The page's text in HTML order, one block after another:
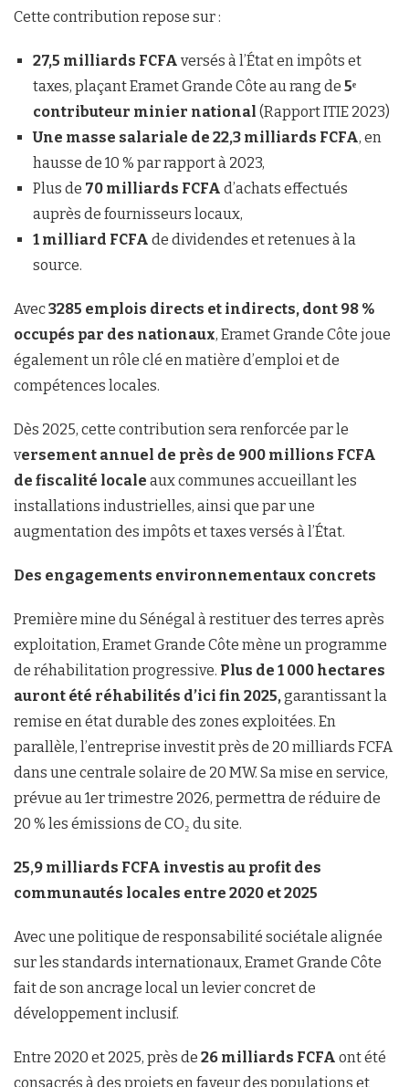
Cette contribution repose sur :
27,5 milliards FCFA versés à l’État en impôts et
taxes, plaçant Eramet Grande Côte au rang de 5ᵉ
contributeur minier national (Rapport ITIE 2023)
Une masse salariale de 22,3 milliards FCFA, en
hausse de 10 % par rapport à 2023,
Plus de 70 milliards FCFA d’achats effectués
auprès de fournisseurs locaux,
1 milliard FCFA de dividendes et retenues à la
source.
Avec3285 emplois directs et indirects, dont 98 %
occupés par des nationaux, Eramet Grande Côte joue
également un rôle clé en matière d’emploi et de
compétences locales.
Dès 2025, cette contribution sera renforcée par le
versement annuel de près de 900 millions FCFA
de fiscalité locale aux communes accueillant les
installations industrielles, ainsi que par une
augmentation des impôts et taxes versés à l’État.
Des engagements environnementaux concrets
Première mine du Sénégal à restituer des terres après
exploitation, Eramet Grande Côte mène un programme
de réhabilitation progressive. Plus de 1 000 hectares
auront été réhabilités d’ici fin 2025,garantissant la
remise en état durable des zones exploitées. En
parallèle, l’entreprise investit près de 20 milliards FCFA
dans une centrale solaire de 20 MW. Sa mise en service,
prévue au 1er trimestre 2026, permettra de réduire de
20 % les émissions de CO₂ du site.
25,9 milliards FCFA investis au profit des
communautés locales entre 2020 et 2025
Avec une politique de responsabilité sociétale alignée
sur les standards internationaux, Eramet Grande Côte
fait de son ancrage local un levier concret de
développement inclusif.
Entre 2020 et 2025, près de 26 milliards FCFA ont été
consacrés à des projets en faveur des populations et